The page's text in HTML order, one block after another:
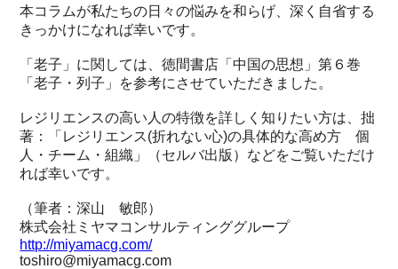
本コラムが私たちの日々の悩みを和らげ、深く自省する
きっかけになれば幸いです。
「老子」に関しては、徳間書店「中国の思想」第６巻
「老子・列子」を参考にさせていただきました。
レジリエンスの高い人の特徴を詳しく知りたい方は、拙
著：「レジリエンス(折れない心)の具体的な高め方 個
人・チーム・組織」（セルバ出版）などをご覧いただけ
れば幸いです。
（筆者：深山 敏郎）
株式会社ミヤマコンサルティンググループ
http://miyamacg.com/
toshiro@miyamacg.com